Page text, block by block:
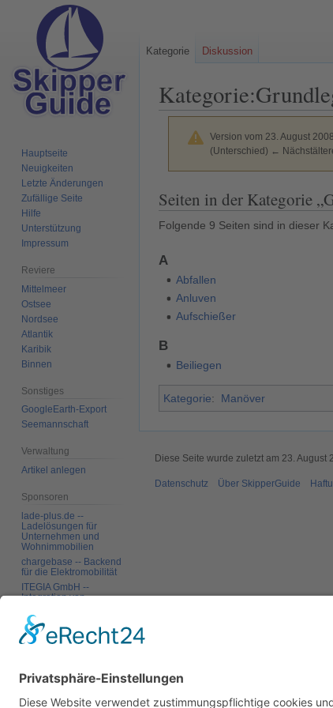
Kategorie:
Version vom 23. August
(Unterschied) ←
Zur
Navigation
springen
Zur
Suche
springen
Seiten in der Kategorie
Folgende 9 Seiten sind in dieser
A
Abfallen
Anluven
Aufschießer
B
Beiliegen
Kategorie: Manöver
Kategorie Diskussion
Hauptseite
Neuigkeiten
Letzte Änderungen
Zufällige Seite
Hilfe
Unterstützung
Impressum
Reviere
Mittelmeer
Ostsee
Nordsee
Atlantik
Karibik
Binnen
Sonstiges
GoogleEarth-Export
Seemannschaft
Verwaltung
Artikel anlegen
Sponsoren
lade-plus.de --
Ladelösungen für
Unternehmen und
Wohnimmobilien
chargebase -- Backend
für die Elektromobilität
ITEGIA GmbH --
Integration von
individuelle
Softwarelösungen
Links auf diese Seite
Änderungen an
verlinkten Seiten
Diese Seite wurde zuletzt am 23. August
Datenschutz Über SkipperGuide